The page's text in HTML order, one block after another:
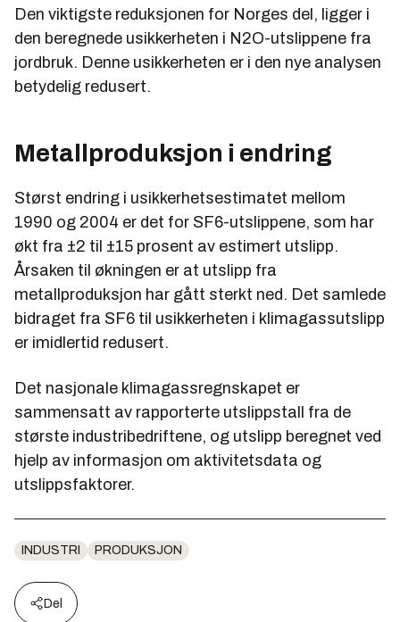
Den viktigste reduksjonen for Norges del, ligger i
den beregnede usikkerheten i N2O-utslippene fra
jordbruk. Denne usikkerheten er i den nye analysen
betydelig redusert.
Metallproduksjon i endring
Størst endring i usikkerhetsestimatet mellom
1990 og 2004 er det for SF6-utslippene, som har
økt fra ±2 til ±15 prosent av estimert utslipp.
Årsaken til økningen er at utslipp fra
metallproduksjon har gått sterkt ned. Det samlede
bidraget fra SF6 til usikkerheten i klimagassutslipp
er imidlertid redusert.
Det nasjonale klimagassregnskapet er
sammensatt av rapporterte utslippstall fra de
største industribedriftene, og utslipp beregnet ved
hjelp av informasjon om aktivitetsdata og
utslippsfaktorer.
INDUSTRI PRODUKSJON
Del